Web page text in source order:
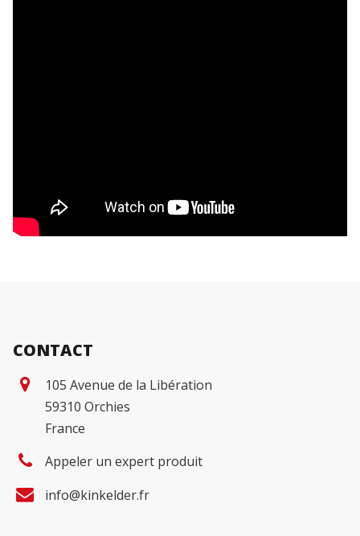
CONTACT
105 Avenue de la Libération
59310 Orchies
France
Appeler un expert produit
info@kinkelder.fr